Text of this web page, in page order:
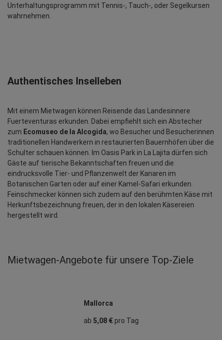
Unterhaltungsprogramm mit Tennis-, Tauch-, oder Segelkursen
wahrnehmen.
Authentisches Inselleben
Mit einem Mietwagen können Reisende das Landesinnere
Fuerteventuras erkunden. Dabei empfiehlt sich ein Abstecher
zum Ecomuseo de la Alcogida, wo Besucher und Besucherinnen
traditionellen Handwerkern in restaurierten Bauernhöfen über die
Schulter schauen können. Im Oasis Park in La Lajita dürfen sich
Gäste auf tierische Bekanntschaften freuen und die
eindrucksvolle Tier- und Pflanzenwelt der Kanaren im
Botanischen Garten oder auf einer Kamel-Safari erkunden.
Feinschmecker können sich zudem auf den berühmten Käse mit
Herkunftsbezeichnung freuen, der in den lokalen Käsereien
hergestellt wird.
Mietwagen‑Angebote für unsere Top‑Ziele
Mallorca
ab 5,08 €pro Tag